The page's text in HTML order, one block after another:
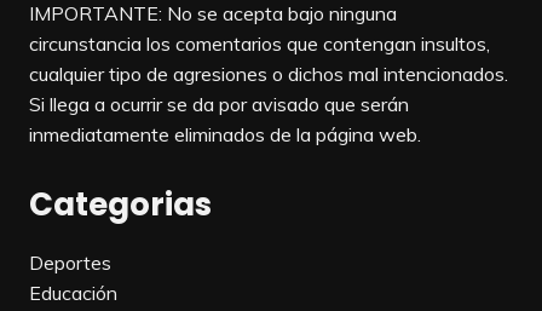
IMPORTANTE: No se acepta bajo ninguna
circunstancia los comentarios que contengan insultos,
cualquier tipo de agresiones o dichos mal intencionados.
Si llega a ocurrir se da por avisado que serán
inmediatamente eliminados de la página web.
Categorias
Deportes
Educación